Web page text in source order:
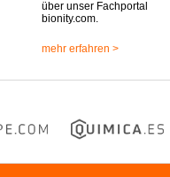
über unser Fachportal
bionity.com.
mehr erfahren >